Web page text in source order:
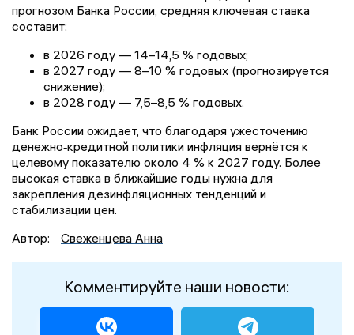
прогнозом Банка России, средняя ключевая ставка
составит:
в 2026 году — 14–14,5 % годовых;
в 2027 году — 8–10 % годовых (прогнозируется
снижение);
в 2028 году — 7,5–8,5 % годовых.
Банк России ожидает, что благодаря ужесточению
денежно‑кредитной политики инфляция вернётся к
целевому показателю около 4 % к 2027 году. Более
высокая ставка в ближайшие годы нужна для
закрепления дезинфляционных тенденций и
стабилизации цен.
Автор:
Свеженцева Анна
Комментируйте наши новости: